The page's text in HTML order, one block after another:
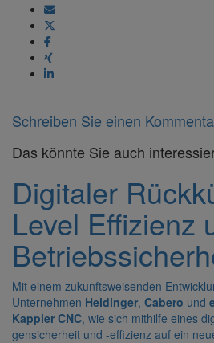
Schreiben Sie einen
Das könnte Sie auch
Digi­taler
Level Effi­zienz
Mit einem zukunfts­wei­senden
Unter­nehmen Heidinger, Cabero und
Kappler CNC, wie sich mithilfe eines
gen­si­cher­heit und -effi­zienz auf ein